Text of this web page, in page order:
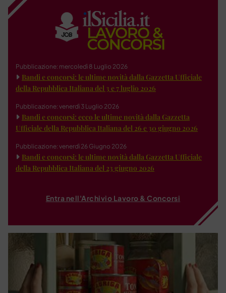
Pubblicazione: mercoledì 8 Luglio 2026
Bandi e concorsi: le ultime novità dalla Gazzetta Ufficiale
della Repubblica Italiana del 3 e 7 luglio 2026
Pubblicazione: venerdì 3 Luglio 2026
Bandi e concorsi: ecco le ultime novità dalla Gazzetta
Ufficiale della Repubblica Italiana del 26 e 30 giugno 2026
Pubblicazione: venerdì 26 Giugno 2026
Bandi e concorsi: le ultime novità dalla Gazzetta Ufficiale
della Repubblica Italiana del 23 giugno 2026
Entra nell'Archivio Lavoro & Concorsi